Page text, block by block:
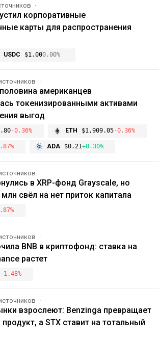
корпоративные
карты для распространения
USDC $1.000.00%
американцев
токенизированными активами
выгод
-0.36% ETH $1,909.05-0.36%
ADA $0.21+8.30%
в XRP-фонд Grayscale, но
свёл на нет приток капитала
BNB в криптофонд: ставка на
растет
-1.48%
взрослеют: Benzinga превращает
а STX ставит на тотальный